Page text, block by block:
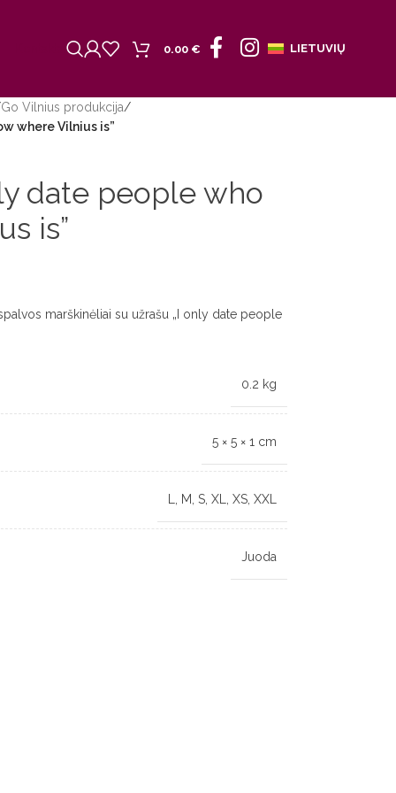
0.00 € LIETUVIŲ
Go Vilnius produkcija/
where Vilnius is”
date people who
is”
marškinėliai su užrašu „I only date people
0.2 kg
5 × 5 × 1 cm
M S, XL XS, XXL
Juoda